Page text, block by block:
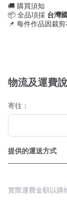
🚚 購買須知
📦 全品項採 台灣
📌 每件作品因裁
物流及運費
寄往：
提供的運送方式
實際運費金額以購